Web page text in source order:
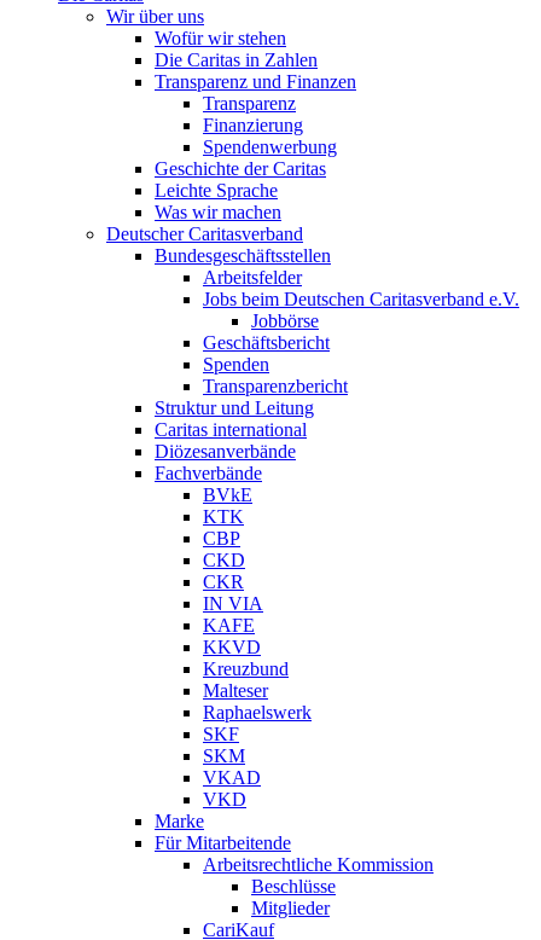
Wir über uns
Wofür wir stehen
Die Caritas in Zahlen
Transparenz und Finanzen
Transparenz
Finanzierung
Spendenwerbung
Geschichte der Caritas
Leichte Sprache
Was wir machen
Deutscher Caritasverband
Bundesgeschäftsstellen
Arbeitsfelder
Jobs beim Deutschen Caritasverband e.V.
Jobbörse
Geschäftsbericht
Spenden
Transparenzbericht
Struktur und Leitung
Caritas international
Diözesanverbände
Fachverbände
BVkE
KTK
CBP
CKD
CKR
IN VIA
KAFE
KKVD
Kreuzbund
Malteser
Raphaelswerk
SKF
SKM
VKAD
VKD
Marke
Für Mitarbeitende
Arbeitsrechtliche Kommission
Beschlüsse
Mitglieder
CariKauf